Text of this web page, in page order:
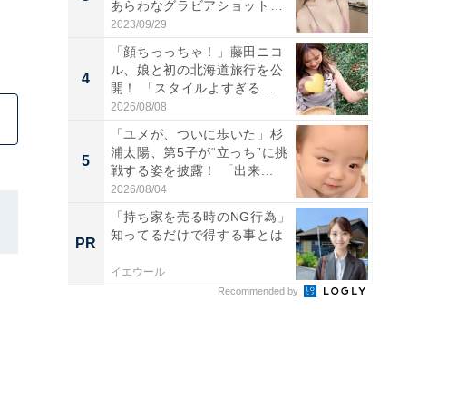
あらわなグラビアショット公
開...
2023/09/29
4
「顔ちっっちゃ！」藤田ニコ
ル、娘と初の北海道旅行を公
開！ 「スタイルよすぎる
よ〜...
2026/08/08
5
「ユメが、ついに歩いた」杉
浦太陽、第5子が“立っち”に挑
戦する姿を披露！ 「出来...
2026/08/04
PR
「持ち家を売る時のNG行為」
知ってるだけで得する事とは
イエウール
Recommended by